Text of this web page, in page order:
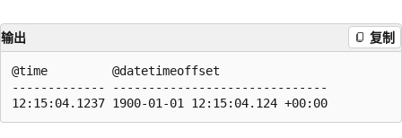
输出 复制
@time         @datetimeoffset
------------- ------------------------------